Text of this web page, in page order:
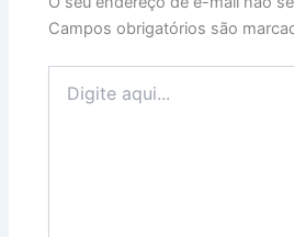
Campos obrigatórios são
aqui...